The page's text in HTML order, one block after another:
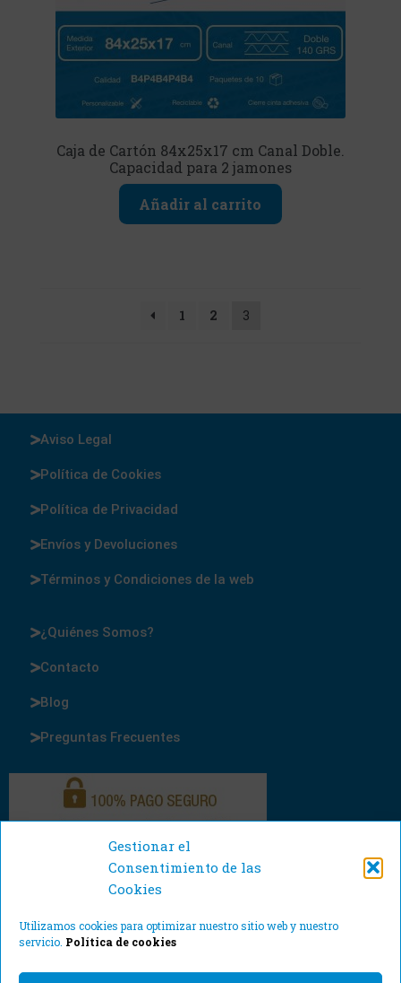
Gestionar el
Consentimiento de las
Cookies
Utilizamos cookies para optimizar nuestro sitio web y nuestro
servicio. Política de cookies
Caja de Cartón 84x25x17 cm Canal Doble.
Capacidad para 2 jamones
Añadir al carrito
1 2 3
Aviso Legal
Política de Cookies
Política de Privacidad
Envíos y Devoluciones
Términos y Condiciones de la web
¿Quiénes Somos?
Contacto
Blog
Preguntas Frecuentes